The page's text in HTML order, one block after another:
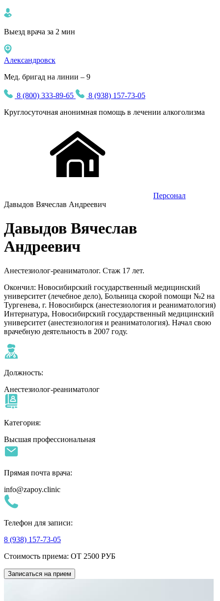
Выезд врача за 2 мин
Александровск
Мед. бригад на линии – 9
8 (800) 333-89-65
8 (938) 157-73-05
Круглосуточная анонимная помощь в лечении алкоголизма
Персонал
Давыдов Вячеслав Андреевич
Давыдов Вячеслав
Андреевич
Анестезиолог-реаниматолог. Стаж 17 лет.
Окончил: Новосибирский государственный медицинский
университет (лечебное дело), Больница скорой помощи №2 на
Тургенева, г. Новосибирск (анестезиология и реаниматология)
Интернатура, Новосибирский государственный медицинский
университет (анестезиология и реаниматология). Начал свою
врачебную деятельность в 2007 году.
Должность:
Анестезиолог-реаниматолог
Категория:
Высшая профессиональная
Прямая почта врача:
info@zapoy.clinic
Телефон для записи:
8 (938) 157-73-05
Стоимость приема: ОТ 2500 РУБ
Записаться на прием